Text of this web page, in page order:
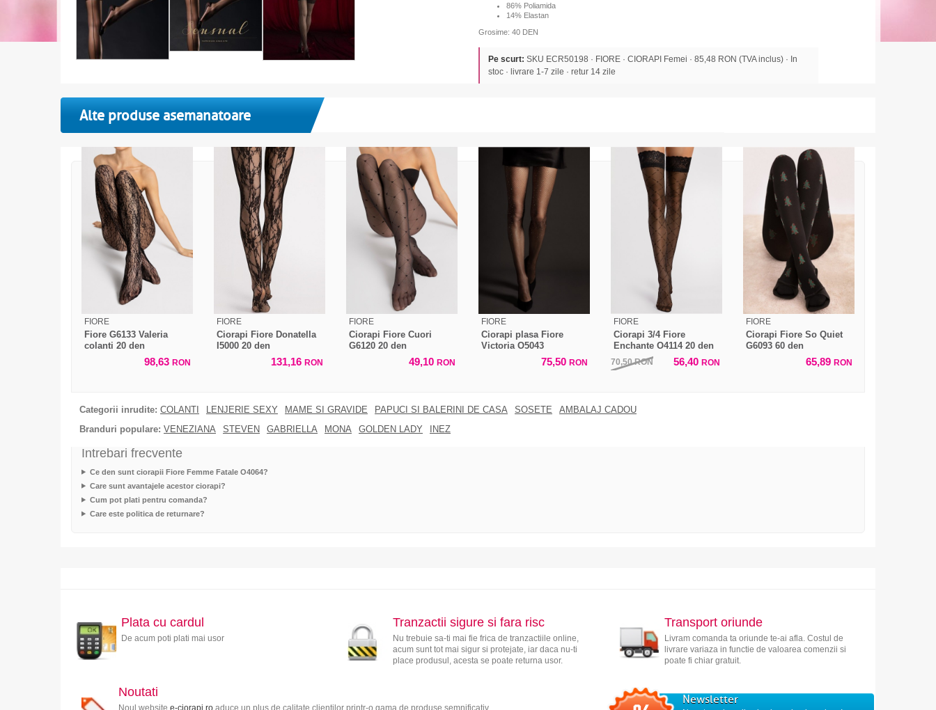
86% Poliamida
14% Elastan
Grosime: 40 DEN
Pe scurt: SKU ECR50198 · FIORE · CIORAPI Femei · 85,48 RON (TVA inclus) · In
stoc · livrare 1-7 zile · retur 14 zile
Alte produse asemanatoare
FIORE
Fiore G6133 Valeria
colanti 20 den
98,63 RON
FIORE
Ciorapi Fiore Donatella
I5000 20 den
131,16 RON
FIORE
Ciorapi Fiore Cuori
G6120 20 den
49,10 RON
FIORE
Ciorapi plasa Fiore
Victoria O5043
75,50 RON
FIORE
Ciorapi 3/4 Fiore
Enchante O4114 20 den
70,50RON 56,40 RON
FIORE
Ciorapi Fiore So Quiet
G6093 60 den
65,89 RON
Categorii inrudite: COLANTI LENJERIE SEXY MAME SI GRAVIDE PAPUCI SI BALERINI DE CASA SOSETE
AMBALAJ CADOU
Branduri populare: VENEZIANA STEVEN GABRIELLA MONA GOLDEN LADY INEZ
Intrebari frecvente
Ce den sunt ciorapii Fiore Femme Fatale O4064?
Care sunt avantajele acestor ciorapi?
Cum pot plati pentru comanda?
Care este politica de returnare?
Plata cu cardul
De acum poti plati mai usor
Tranzactii sigure si fara risc
Nu trebuie sa-ti mai fie frica de tranzactiile online,
acum sunt tot mai sigur si protejate, iar daca nu-ti
place produsul, acesta se poate returna usor.
Transport oriunde
Livram comanda ta oriunde te-ai afla. Costul de
livrare variaza in functie de valoarea comenzii si
poate fi chiar gratuit.
Noutati
Noul website e-ciorapi.roaduce un plus de calitate clientilor printr-o gama de produse semnificativ
Newsletter